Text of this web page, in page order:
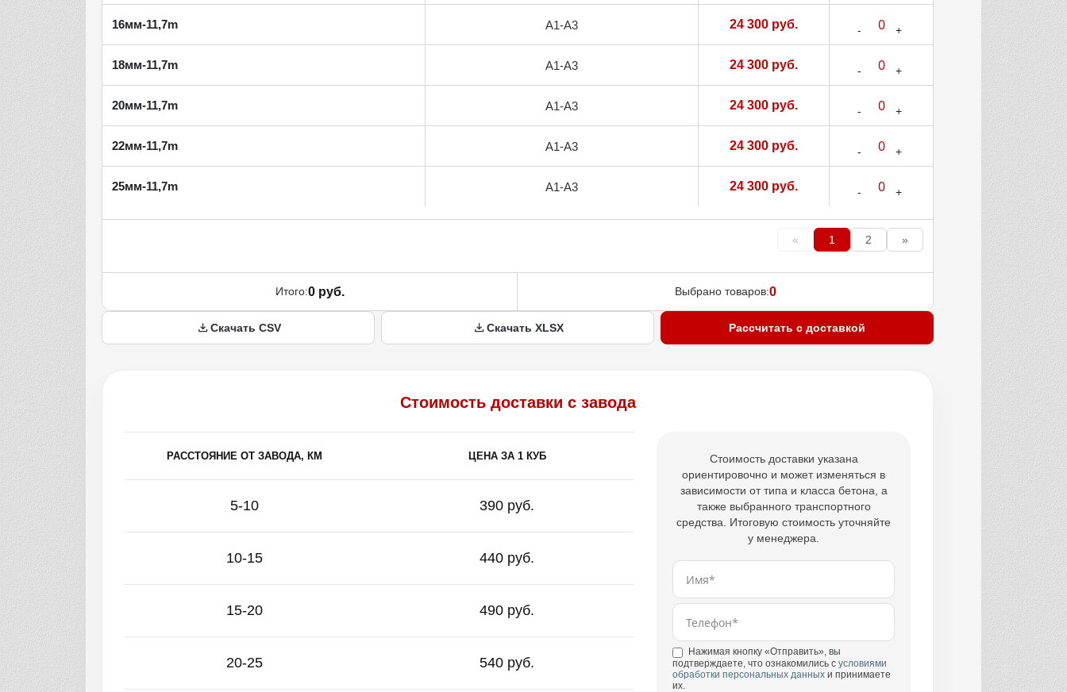
16мм-11,7m А1-А3 24 300 руб.
18мм-11,7m А1-А3 24 300 руб.
20мм-11,7m А1-А3 24 300 руб.
22мм-11,7m А1-А3 24 300 руб.
25мм-11,7m А1-А3 24 300 руб.
« 1 2 »
Итого:0 руб. Выбрано товаров:0
Скачать CSV Скачать XLSX Рассчитать с доставкой
Стоимость доставки с завода
РАССТОЯНИЕ ОТ ЗАВОДА, КМ ЦЕНА ЗА 1 КУБ
5-10 390 руб.
10-15 440 руб.
15-20 490 руб.
20-25 540 руб.
Стоимость доставки указана
ориентировочно и может изменяться в
зависимости от типа и класса бетона, а
также выбранного транспортного
средства. Итоговую стоимость уточняйте
у менеджера.
Нажимая кнопку «Отправить», вы
подтверждаете, что ознакомились с условиями
обработки персональных данных и принимаете
их.